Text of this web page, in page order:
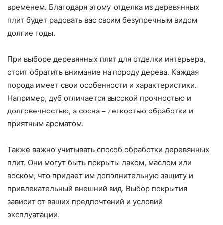
временем. Благодаря этому, отделка из деревянных
плит будет радовать вас своим безупречным видом
долгие годы.
При выборе деревянных плит для отделки интерьера,
стоит обратить внимание на породу дерева. Каждая
порода имеет свои особенности и характеристики.
Например, дуб отличается высокой прочностью и
долговечностью, а сосна – легкостью обработки и
приятным ароматом.
Также важно учитывать способ обработки деревянных
плит. Они могут быть покрыты лаком, маслом или
воском, что придает им дополнительную защиту и
привлекательный внешний вид. Выбор покрытия
зависит от ваших предпочтений и условий
эксплуатации.